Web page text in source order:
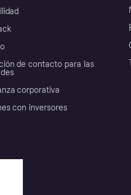
de contacto para las
corporativa
con inversores